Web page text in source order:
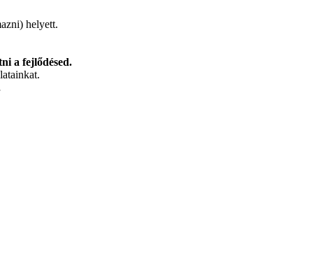
helyett.
a fejlődésed.